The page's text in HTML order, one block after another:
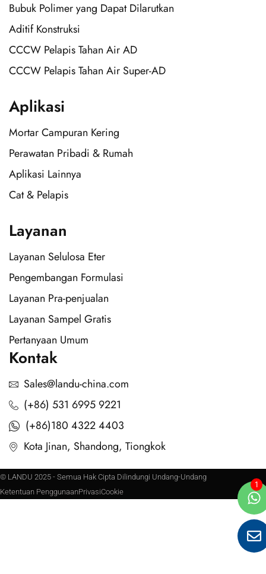
Bubuk Polimer yang Dapat Dilarutkan
Aditif Konstruksi
CCCW Pelapis Tahan Air AD
CCCW Pelapis Tahan Air Super-AD
Aplikasi
Mortar Campuran Kering
Perawatan Pribadi & Rumah
Aplikasi Lainnya
Cat & Pelapis
Layanan
Layanan Selulosa Eter
Pengembangan Formulasi
Layanan Pra-penjualan
Layanan Sampel Gratis
Pertanyaan Umum
Kontak
Sales@landu-china.com
(+86) 531 6995 9221
(+86)180 4322 4403
Kota Jinan, Shandong, Tiongkok
© LANDU 2025 - Semua Hak Cipta Dilindungi Undang-Undang
Ketentuan PenggunaanPrivasiCookie